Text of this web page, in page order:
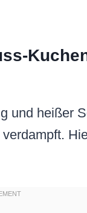
und heißer